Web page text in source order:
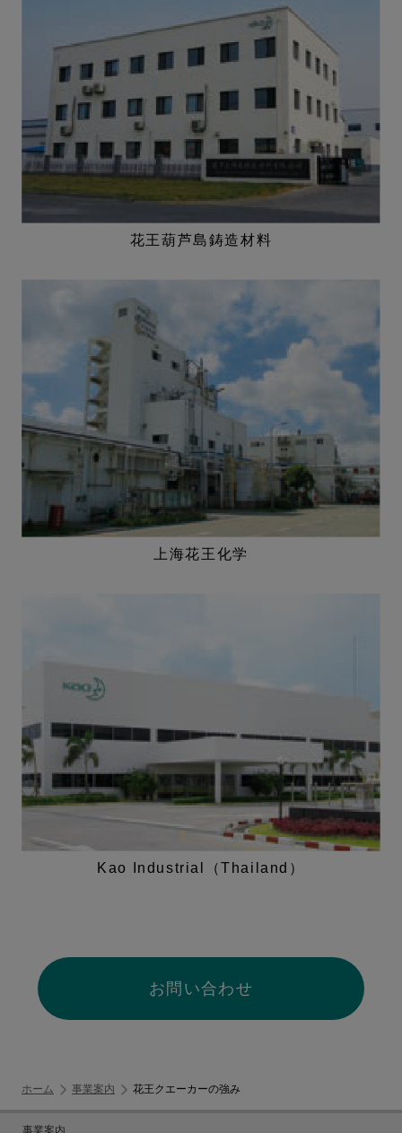
花王葫芦島鋳造材料
上海花王化学
Kao Industrial（Thailand）
お問い合わせ
ホーム 事業案内 花王クエーカーの強み
事業案内